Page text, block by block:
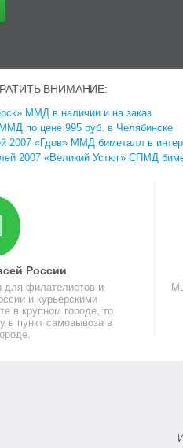
ВНИМАНИЕ:
ММД в наличии и на заказ
по цене 995 руб. в Челябинске
2007 «Гдов» ММД биметалл в
2007 «Великий Устюг» СПМД
России
для филателистов и
и курьерскими
в крупном городе, то
в пункт самовывоза в